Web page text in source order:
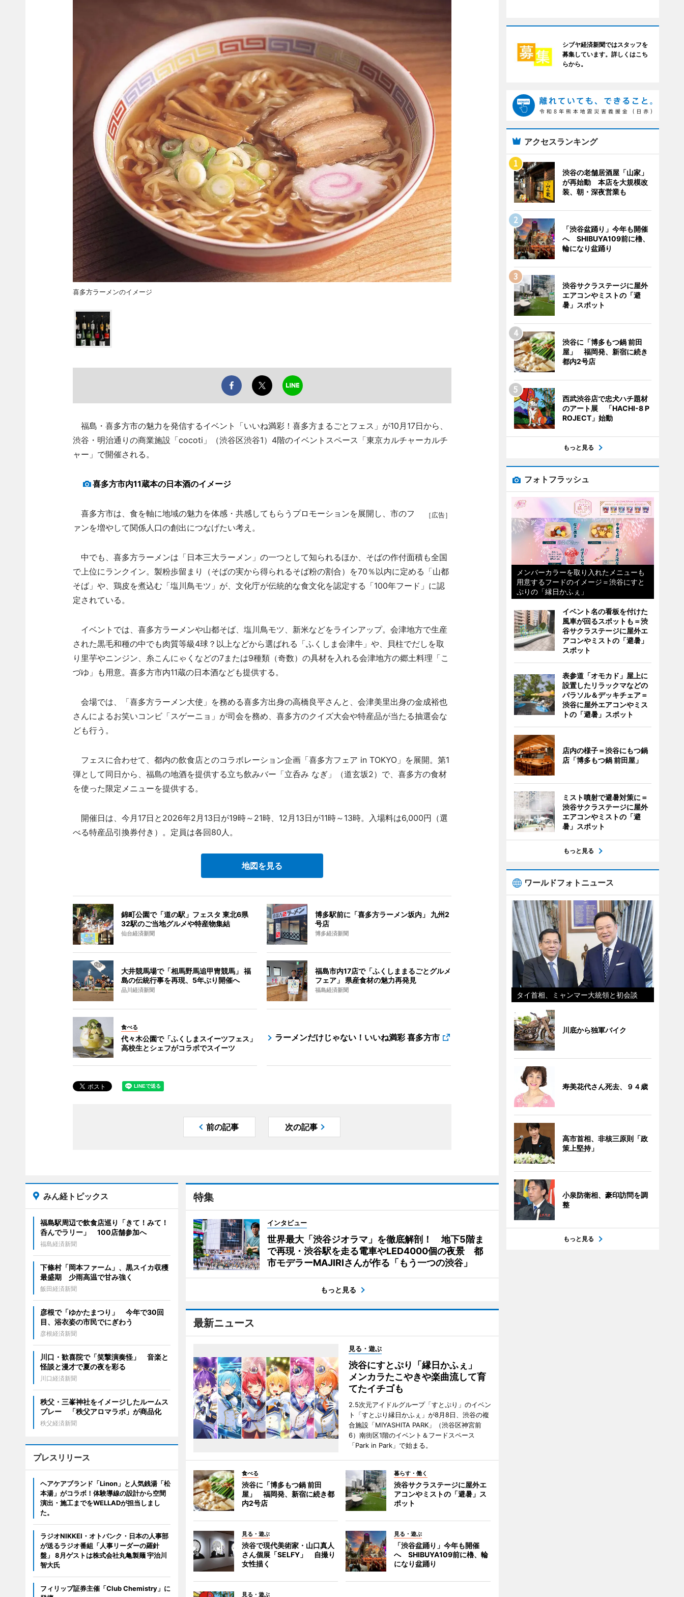
喜多方ラーメンのイメージ
福島・喜多方市の魅力を発信するイベント「いいね満彩！喜多方まるごとフェス」が10月17日から、
渋谷・明治通りの商業施設「cocoti」（渋谷区渋谷1）4階のイベントスペース「東京カルチャーカルチ
ャー」で開催される。
喜多方市内11蔵本の日本酒のイメージ
［広告］
喜多方市は、食を軸に地域の魅力を体感・共感してもらうプロモーションを展開し、市のフ
ァンを増やして関係人口の創出につなげたい考え。
中でも、喜多方ラーメンは「日本三大ラーメン」の一つとして知られるほか、そばの作付面積も全国
で上位にランクイン。製粉歩留まり（そばの実から得られるそば粉の割合）を70％以内に定める「山都
そば」や、鶏皮を煮込む「塩川鳥モツ」が、文化庁が伝統的な食文化を認定する「100年フード」に認
定されている。
イベントでは、喜多方ラーメンや山都そば、塩川鳥モツ、新米などをラインアップ。会津地方で生産
された黒毛和種の中でも肉質等級4球？以上などから選ばれる「ふくしま会津牛」や、貝柱でだしを取
り里芋やニンジン、糸こんにゃくなどの7または9種類（奇数）の具材を入れる会津地方の郷土料理「こ
づゆ」も用意。喜多方市内11蔵の日本酒なども提供する。
会場では、「喜多方ラーメン大使」を務める喜多方出身の高橋良平さんと、会津美里出身の金成裕也
さんによるお笑いコンビ「スゲーニョ」が司会を務め、喜多方のクイズ大会や特産品が当たる抽選会な
ども行う。
フェスに合わせて、都内の飲食店とのコラボレーション企画「喜多方フェア in TOKYO」を展開。第1
弾として同日から、福島の地酒を提供する立ち飲みバー「立呑み なぎ」（道玄坂2）で、喜多方の食材
を使った限定メニューを提供する。
開催日は、今月17日と2026年2月13日が19時～21時、12月13日が11時～13時。入場料は6,000円（選
べる特産品引換券付き）。定員は各回80人。
地図を見る
錦町公園で「道の駅」フェスタ 東北6県
32駅のご当地グルメや特産物集結
仙台経済新聞
博多駅前に「喜多方ラーメン坂内」 九州2
号店
博多経済新聞
大井競馬場で「相馬野馬追甲冑競馬」 福
島の伝統行事を再現、5年ぶり開催へ
品川経済新聞
福島市内17店で「ふくしままるごとグルメ
フェア」 県産食材の魅力再発見
福島経済新聞
食べる
代々木公園で「ふくしまスイーツフェス」
高校生とシェフがコラボでスイーツ
ラーメンだけじゃない！いいね満彩 喜多方市
前の記事 次の記事
特集
インタビュー
世界最大「渋谷ジオラマ」を徹底解剖！ 地下5階ま
で再現・渋谷駅を走る電車やLED4000個の夜景 都
市モデラーMAJIRIさんが作る「もう一つの渋谷」
もっと見る
最新ニュース
見る・遊ぶ
渋谷にすとぷり「縁日かふぇ」
メンカラたこやきや楽曲流して育
てたイチゴも
2.5次元アイドルグループ「すとぷり」のイベン
ト「すとぷり縁日かふぇ」が8月8日、渋谷の複
合施設「MIYASHITA PARK」（渋谷区神宮前
6）南街区1階のイベント＆フードスペース
「Park in Park」で始まる。
食べる
渋谷に「博多もつ鍋 前田
屋」 福岡発、新宿に続き都
内2号店
暮らす・働く
渋谷サクラステージに屋外エ
アコンやミストの「避暑」ス
ポット
見る・遊ぶ
渋谷で現代美術家・山口真人
さん個展「SELFY」 自撮り
女性描く
見る・遊ぶ
「渋谷盆踊り」今年も開催
へ SHIBUYA109前に櫓、輪
になり盆踊り
見る・遊ぶ
みん経トピックス
福島駅周辺で飲食店巡り「きて！みて！
呑んでラリー」 100店舗参加へ
福島経済新聞
下條村「岡本ファーム」、黒スイカ収穫
最盛期 少雨高温で甘み強く
飯田経済新聞
彦根で「ゆかたまつり」 今年で30回
目、浴衣姿の市民でにぎわう
彦根経済新聞
川口・歓喜院で「笑撃演奏怪」 音楽と
怪談と漫才で夏の夜を彩る
川口経済新聞
秩父・三峯神社をイメージしたルームス
プレー 「秩父アロマラボ」が商品化
秩父経済新聞
プレスリリース
ヘアケアブランド「Linon」と人気銭湯「松
本湯」がコラボ！体験導線の設計から空間
演出・施工までをWELLADが担当しまし
た。
ラジオNIKKEI・オトバンク・日本の人事部
が送るラジオ番組「人事リーダーの羅針
盤」 8月ゲストは株式会社丸亀製麺 宇治川
智大氏
フィリップ証券主催「Club Chemistry」に
シブヤ経済新聞ではスタッフを
募集しています。詳しくはこち
らから。
アクセスランキング
渋谷の老舗居酒屋「山家」
が再始動 本店を大規模改
装、朝・深夜営業も
「渋谷盆踊り」今年も開催
へ SHIBUYA109前に櫓、
輪になり盆踊り
渋谷サクラステージに屋外
エアコンやミストの「避
暑」スポット
渋谷に「博多もつ鍋 前田
屋」 福岡発、新宿に続き
都内2号店
西武渋谷店で忠犬ハチ題材
のアート展 「HACHI-8 P
ROJECT」始動
もっと見る
フォトフラッシュ
メンバーカラーを取り入れたメニューも
用意するフードのイメージ＝渋谷にすと
ぷりの「縁日かふぇ」
イベント名の看板を付けた
風車が回るスポットも＝渋
谷サクラステージに屋外エ
アコンやミストの「避暑」
スポット
表参道「オモカド」屋上に
設置したリラックマなどの
パラソル＆デッキチェア＝
渋谷に屋外エアコンやミス
トの「避暑」スポット
店内の様子＝渋谷にもつ鍋
店「博多もつ鍋 前田屋」
ミスト噴射で避暑対策に＝
渋谷サクラステージに屋外
エアコンやミストの「避
暑」スポット
もっと見る
ワールドフォトニュース
タイ首相、ミャンマー大統領と初会談
川底から独軍バイク
寿美花代さん死去、９４歳
高市首相、非核三原則「政
策上堅持」
小泉防衛相、豪印訪問を調
整
もっと見る